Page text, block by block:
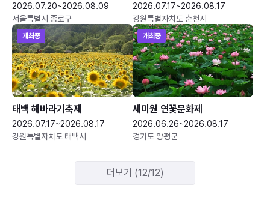
2026.07.20~2026.08.09
서울특별시 종로구
2026.07.17~2026.08.17
강원특별자치도 춘천시
개최중
태백 해바라기축제
2026.07.17~2026.08.17
강원특별자치도 태백시
개최중
세미원 연꽃문화제
2026.06.26~2026.08.17
경기도 양평군
더보기 (12/12)